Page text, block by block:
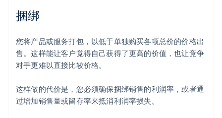
捆绑
您将产品或服务打包，以低于单独购买各项总价的价格出
售。这样能让客户觉得自己获得了更高的价值，也让竞争
对手更难以直接比较价格。
这样做的代价是，您必须确保捆绑销售的利润率，或者通
过增加销售量或留存率来抵消利润率损失。